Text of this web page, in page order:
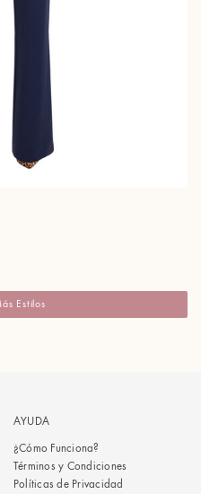
Estilos
AYUDA
¿Cómo Funciona?
Términos y Condiciones
Políticas de Privacidad